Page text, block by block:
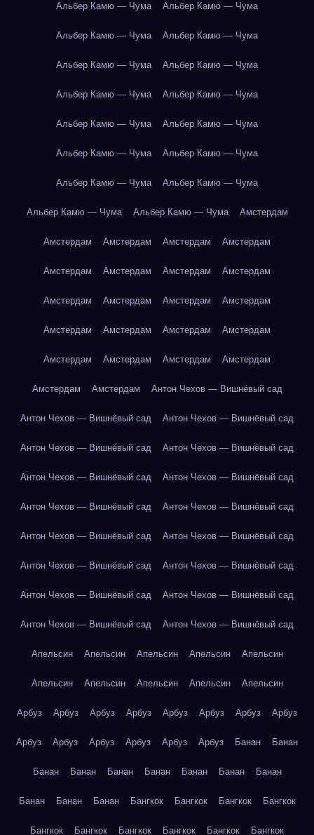
Альбер Камю — Чума Альбер Камю — Чума
Альбер Камю — Чума Альбер Камю — Чума
Альбер Камю — Чума Альбер Камю — Чума
Альбер Камю — Чума Альбер Камю — Чума
Альбер Камю — Чума Альбер Камю — Чума
Альбер Камю — Чума Альбер Камю — Чума
Альбер Камю — Чума Альбер Камю — Чума
Альбер Камю — Чума Альбер Камю — Чума Амстердам
Амстердам Амстердам Амстердам Амстердам
Амстердам Амстердам Амстердам Амстердам
Амстердам Амстердам Амстердам Амстердам
Амстердам Амстердам Амстердам Амстердам
Амстердам Амстердам Амстердам Амстердам
Амстердам Амстердам Антон Чехов — Вишнёвый сад
Антон Чехов — Вишнёвый сад Антон Чехов — Вишнёвый сад
Антон Чехов — Вишнёвый сад Антон Чехов — Вишнёвый сад
Антон Чехов — Вишнёвый сад Антон Чехов — Вишнёвый сад
Антон Чехов — Вишнёвый сад Антон Чехов — Вишнёвый сад
Антон Чехов — Вишнёвый сад Антон Чехов — Вишнёвый сад
Антон Чехов — Вишнёвый сад Антон Чехов — Вишнёвый сад
Антон Чехов — Вишнёвый сад Антон Чехов — Вишнёвый сад
Антон Чехов — Вишнёвый сад Антон Чехов — Вишнёвый сад
Апельсин Апельсин Апельсин Апельсин Апельсин
Апельсин Апельсин Апельсин Апельсин Апельсин
Арбуз Арбуз Арбуз Арбуз Арбуз Арбуз Арбуз Арбуз
Арбуз Арбуз Арбуз Арбуз Арбуз Арбуз Банан Банан
Банан Банан Банан Банан Банан Банан Банан
Банан Банан Банан Бангкок Бангкок Бангкок Бангкок
Бангкок Бангкок Бангкок Бангкок Бангкок Бангкок